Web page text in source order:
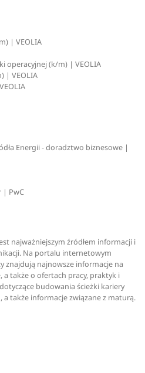
| VEOLIA
operacyjnej (k/m) | VEOLIA
| VEOLIA
Energii - doradztwo biznesowe |
| PwC
najważniejszym źródłem informacji i
Na portalu internetowym
znajdują najnowsze informacje na
a także o ofertach pracy, praktyk i
budowania ścieżki kariery
także informacje związane z maturą.